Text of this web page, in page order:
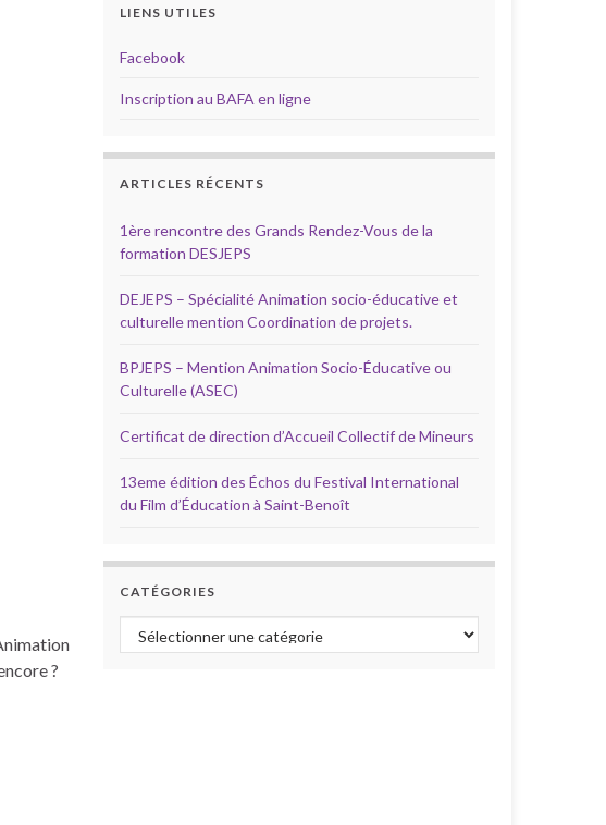
?
LIENS UTILES
Facebook
Inscription au BAFA en ligne
ARTICLES RÉCENTS
1ère rencontre des Grands Rendez-Vous de la
formation DESJEPS
DEJEPS – Spécialité Animation socio-éducative et
culturelle mention Coordination de projets.
BPJEPS – Mention Animation Socio-Éducative ou
Culturelle (ASEC)
Certificat de direction d’Accueil Collectif de Mineurs
13eme édition des Échos du Festival International
du Film d’Éducation à Saint-Benoît
CATÉGORIES
Catégories